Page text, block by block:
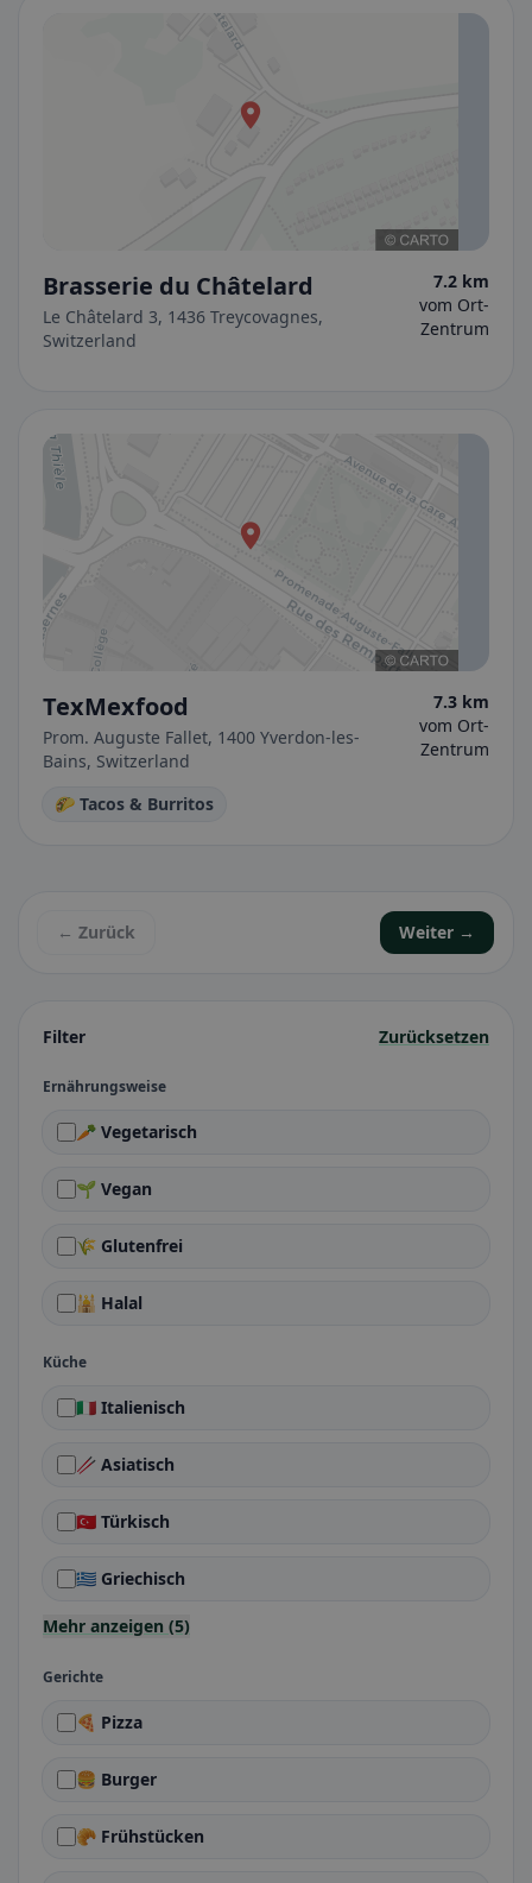
Filter Zurücksetzen
Ernährungsweise
🥕 Vegetarisch
🌱 Vegan
🌾 Glutenfrei
🕌 Halal
Küche
🇮🇹 Italienisch
🥢 Asiatisch
🇹🇷 Türkisch
🇬🇷 Griechisch
Mehr anzeigen (5)
Gerichte
🍕 Pizza
🍔 Burger
🥐 Frühstücken
Brasserie du Châtelard
Le Châtelard 3, 1436 Treycovagnes,
Switzerland
7.2 km
vom Ort-
Zentrum
TexMexfood
Prom. Auguste Fallet, 1400 Yverdon-les-
Bains, Switzerland
7.3 km
vom Ort-
Zentrum
🌮 Tacos & Burritos
← Zurück Weiter →